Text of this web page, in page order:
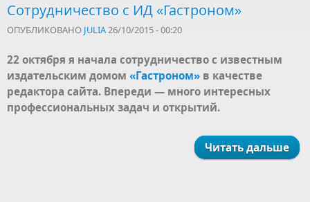
Сотрудничество с ИД «Гастроном»
ОПУБЛИКОВАНО JULIA26/10/2015 - 00:20
22 октября я начала сотрудничество с известным
издательским домом «Гастроном» в качестве
редактора сайта. Впереди — много интересных
профессиональных задач и открытий.
Читать дальше